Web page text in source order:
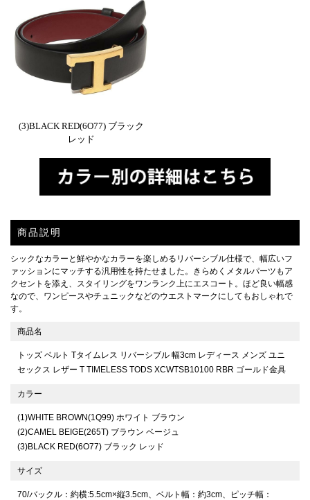
(3)BLACK RED(6O77) ブラック
レッド
商品説明
シックなカラーと鮮やかなカラーを楽しめるリバーシブル仕様で、幅広いフ
ァッションにマッチする汎用性を持たせました。きらめくメタルパーツもア
クセントを添え、スタイリングをワンランク上にエスコート。ほど良い幅感
なので、ワンピースやチュニックなどのウエストマークにしてもおしゃれで
す。
商品名
トッズ ベルト Tタイムレス リバーシブル 幅3cm レディース メンズ ユニ
セックス レザー T TIMELESS TODS XCWTSB10100 RBR ゴールド金具
カラー
(1)WHITE BROWN(1Q99) ホワイト ブラウン
(2)CAMEL BEIGE(265T) ブラウン ベージュ
(3)BLACK RED(6O77) ブラック レッド
サイズ
70/バックル：約横:5.5cm×縦3.5cm、ベルト幅：約3cm、ピッチ幅：